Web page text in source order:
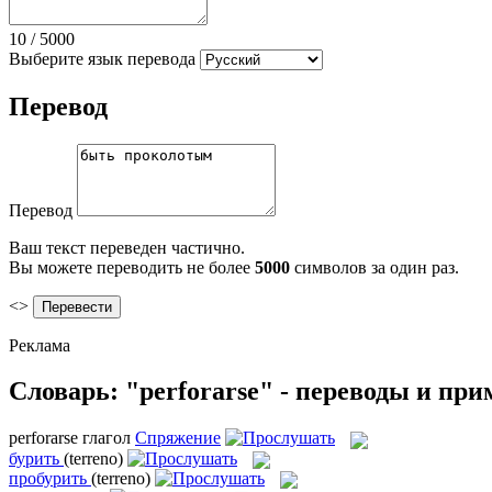
10 / 5000
Выберите язык перевода
Перевод
Перевод
Ваш текст переведен частично.
Вы можете переводить не более 5000 символов за один раз.
<>
Реклама
Словарь: "perforarse" - переводы и
perforarse глагол Спряжение
бурить (terreno)
пробурить (terreno)